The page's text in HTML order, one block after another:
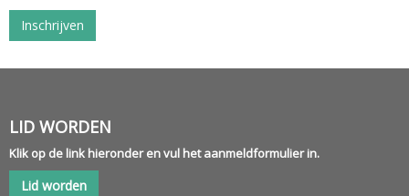
Inschrijven
LID WORDEN
Klik op de link hieronder en vul het aanmeldformulier in.
Lid worden